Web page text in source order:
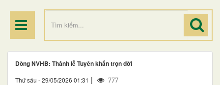
Dòng NVHB: Thánh lễ Tuyên khấn trọn đời
Thứ sáu - 29/05/2026 01:31 | 777